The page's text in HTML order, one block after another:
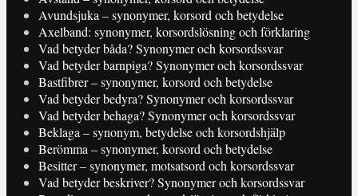
Avundsjuka – synonymer, korsord och betydelse
Axelband: synonymer, korsordslösning och förklaring
Vad betyder båda? Synonymer och korsordssvar
Vad betyder barnpiga? Synonymer och korsordssvar
Bastfibrer – synonymer, korsord och betydelse
Vad betyder bedyra? Synonymer och korsordssvar
Vad betyder behaga? Synonymer och korsordssvar
Beklaga – synonym, betydelse och korsordshjälp
Berömma – synonymer, korsord och betydelse
Besitter – synonymer, motsatsord och korsordssvar
Vad betyder beskriver? Synonymer och korsordssvar